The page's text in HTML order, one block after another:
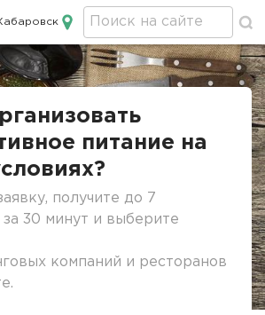
Кейтеринг в Хабаровске
питание на
получите до 7
30 минут и выберите
компаний и ресторанов